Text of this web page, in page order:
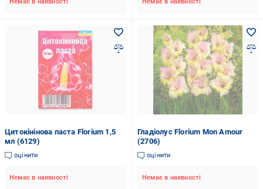
Цитокінінова паста Florium 1,5
мл (6129)
оцінити
Немає в наявності
Гладіолус Florium Mon Amour
(2706)
оцінити
Немає в наявності